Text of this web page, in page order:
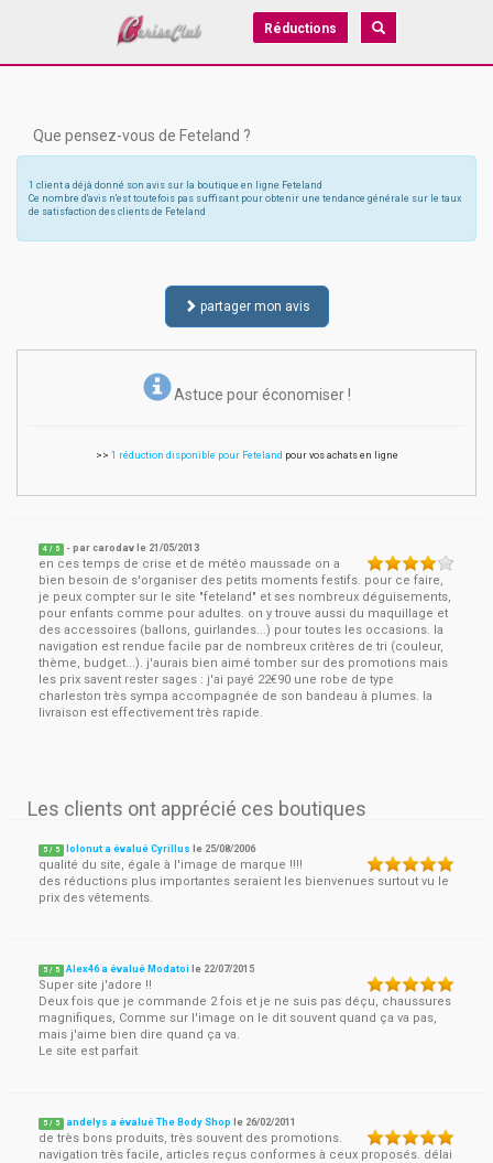
Réductions
Que pensez-vous de Feteland ?
1 client a déjà donné son avis sur la boutique en ligne Feteland
Ce nombre d'avis n'est toutefois pas suffisant pour obtenir une tendance générale sur le taux
de satisfaction des clients de Feteland
partager mon avis
Astuce pour économiser !
>> 1 réduction disponible pour Feteland pour vos achats en ligne
4 / 5 - parcarodav le 21/05/2013
en ces temps de crise et de météo maussade on a
bien besoin de s'organiser des petits moments festifs. pour ce faire,
je peux compter sur le site "feteland" et ses nombreux déguisements,
pour enfants comme pour adultes. on y trouve aussi du maquillage et
des accessoires (ballons, guirlandes...) pour toutes les occasions. la
navigation est rendue facile par de nombreux critères de tri (couleur,
thème, budget...). j'aurais bien aimé tomber sur des promotions mais
les prix savent rester sages : j'ai payé 22€90 une robe de type
charleston très sympa accompagnée de son bandeau à plumes. la
livraison est effectivement très rapide.
Les clients ont apprécié ces boutiques
5 / 5 lolonut a évalué Cyrillus le 25/08/2006
qualité du site, égale à l'image de marque !!!!
des réductions plus importantes seraient les bienvenues surtout vu le
prix des vêtements.
5 / 5 Alex46 a évalué Modatoi le 22/07/2015
Super site j'adore !!
Deux fois que je commande 2 fois et je ne suis pas déçu, chaussures
magnifiques, Comme sur l'image on le dit souvent quand ça va pas,
mais j'aime bien dire quand ça va.
Le site est parfait
5 / 5 andelys a évalué The Body Shop le 26/02/2011
de très bons produits, très souvent des promotions.
navigation très facile, articles reçus conformes à ceux proposés. délai